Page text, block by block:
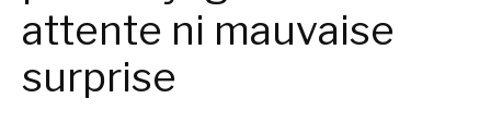
attente ni mauvaise
surprise